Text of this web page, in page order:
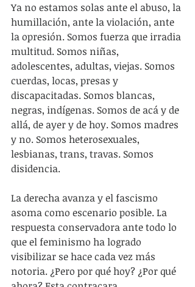
Ya no estamos solas ante el abuso, la
humillación, ante la violación, ante
la opresión. Somos fuerza que irradia
multitud. Somos niñas,
adolescentes, adultas, viejas. Somos
cuerdas, locas, presas y
discapacitadas. Somos blancas,
negras, indígenas. Somos de acá y de
allá, de ayer y de hoy. Somos madres
y no. Somos heterosexuales,
lesbianas, trans, travas. Somos
disidencia.
La derecha avanza y el fascismo
asoma como escenario posible. La
respuesta conservadora ante todo lo
que el feminismo ha logrado
visibilizar se hace cada vez más
notoria. ¿Pero por qué hoy? ¿Por qué